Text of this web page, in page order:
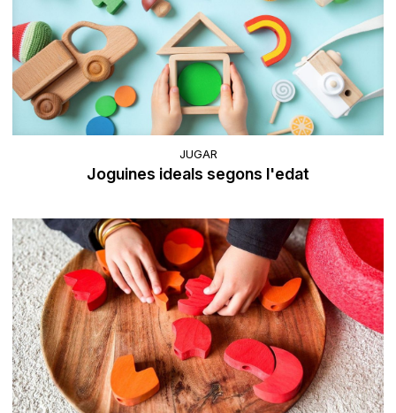
JUGAR
Joguines ideals segons l'edat